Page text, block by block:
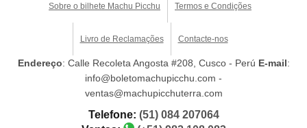
Sobre o bilhete Machu Picchu Termos e Condições
Livro de Reclamações Contacte-nos
Endereço: Calle Recoleta Angosta #208, Cusco - Perú E-mail:
info@boletomachupicchu.com -
ventas@machupicchuterra.com
Telefone: (51) 084 207064